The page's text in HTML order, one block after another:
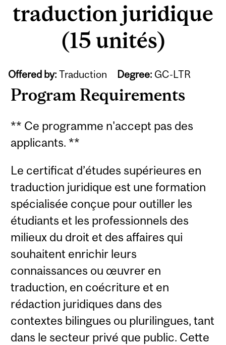
traduction juridique
(15 unités)
Offered by: Traduction Degree: GC-LTR
Program Requirements
** Ce programme n'accept pas des
applicants. **
Le certificat d’études supérieures en
traduction juridique est une formation
spécialisée conçue pour outiller les
étudiants et les professionnels des
milieux du droit et des affaires qui
souhaitent enrichir leurs
connaissances ou œuvrer en
traduction, en coécriture et en
rédaction juridiques dans des
contextes bilingues ou plurilingues, tant
dans le secteur privé que public. Cette